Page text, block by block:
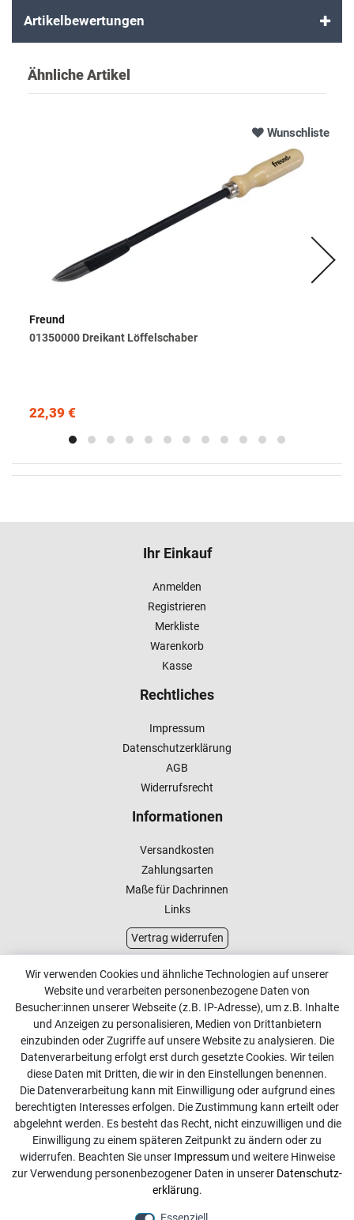
Artikelbewertungen
Ähnliche Artikel
Wunschliste
Freund
01350000 Dreikant Löffelschaber
22,39 €
Ihr Einkauf
Anmelden
Registrieren
Merkliste
Warenkorb
Kasse
Rechtliches
Impressum
Datenschutzerklärung
AGB
Widerrufsrecht
Informationen
Versandkosten
Zahlungsarten
Maße für Dachrinnen
Links
Vertrag widerrufen
Kundenservice
Kontakt
Online Retourenservice
Kontakt
info@dachdecker-shop.de
+49 3501 507295
Montag - Freitag, 08:00 - 16:00
Anrufe aus dem dt. Festnetz zum Ortstarif, Preise aus dem
Mobilfunknetz ggf. abweichend (abhängig vom Provider).
Wir verwenden Cookies und ähnliche Technologien auf unserer
Website und verarbeiten personenbezogene Daten von
Besucher:innen unserer Webseite (z.B. IP-Adresse), um z.B. Inhalte
und Anzeigen zu personalisieren, Medien von Drittanbietern
einzubinden oder Zugriffe auf unsere Website zu analysieren. Die
Datenverarbeitung erfolgt erst durch gesetzte Cookies. Wir teilen
diese Daten mit Dritten, die wir in den Einstellungen benennen.
Die Datenverarbeitung kann mit Einwilligung oder aufgrund eines
berechtigten Interesses erfolgen. Die Zustimmung kann erteilt oder
abgelehnt werden. Es besteht das Recht, nicht einzuwilligen und die
Einwilligung zu einem späteren Zeitpunkt zu ändern oder zu
widerrufen. Beachten Sie unser Impressumund weitere Hinweise
zur Verwendung personenbezogener Daten in unserer Daten­schutz­
erklärung.